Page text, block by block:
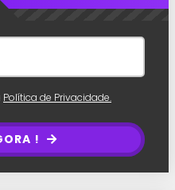
Política de Privacidade.
!